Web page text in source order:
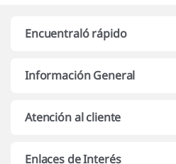
Encuentraló rápido
Información General
Atención al cliente
Enlaces de Interés